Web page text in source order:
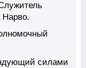
Нарво.
силами